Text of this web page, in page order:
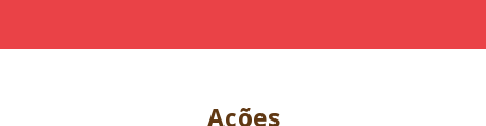
Ações